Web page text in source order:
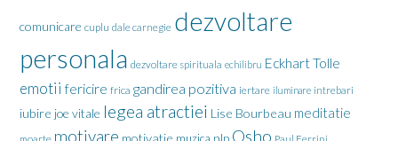
comunicare cuplu dale carnegie dezvoltare
personala dezvoltare spirituala echilibru Eckhart Tolle
emotii fericire frica gandirea pozitiva iertare iluminare intrebari
iubire joe vitale legea atractiei Lise Bourbeau meditatie
moarte motivare motivatie muzica nlp Osho Paul Ferrini